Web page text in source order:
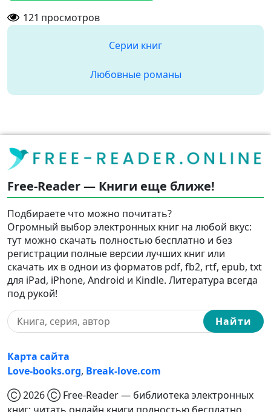
121 просмотров
Серии книг
Любовные романы
Free-Reader — Книги еще ближе!
Подбираете что можно почитать?
Огромный выбор электронных книг на любой вкус:
тут можно скачать полностью бесплатно и без
регистрации полные версии лучших книг или
скачать их в однои из форматов pdf, fb2, rtf, epub, txt
для iPad, iPhone, Android и Kindle. Литература всегда
под рукой!
Найти
Карта сайта
Love-books.org, Break-love.com
Ⓒ 2026 Ⓒ Free-Reader — библиотека электронных